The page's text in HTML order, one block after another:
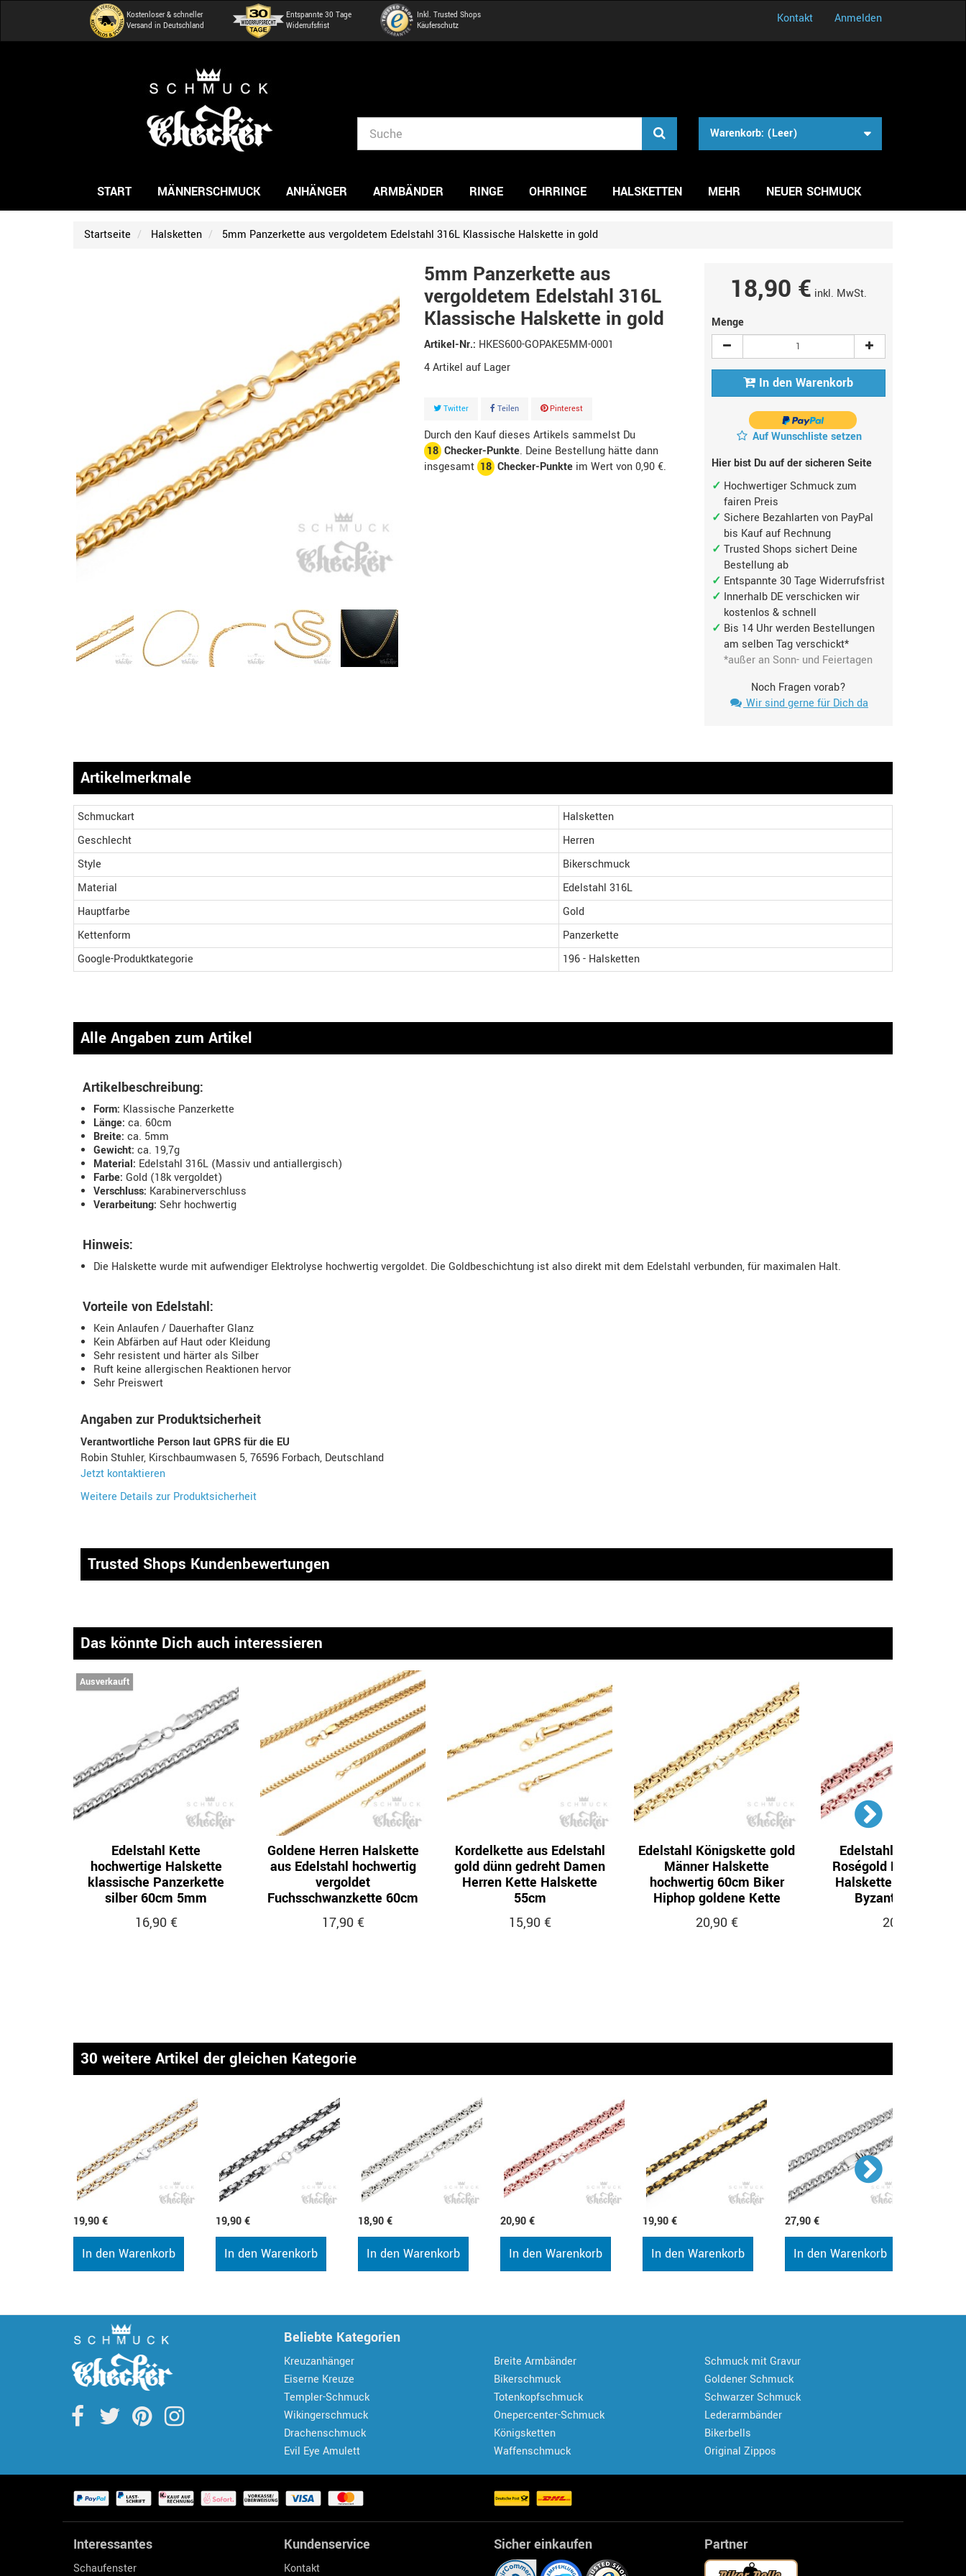
Kontakt Anmelden
Warenkorb: (Leer)
Kostenloser & schneller
Versand in Deutschland
Entspannte 30 Tage
Widerrufsfrist
Inkl. Trusted Shops
Käuferschutz
START MÄNNERSCHMUCK ANHÄNGER ARMBÄNDER RINGE OHRRINGE HALSKETTEN MEHR NEUER SCHMUCK
Startseite Halsketten 5mm Panzerkette aus vergoldetem Edelstahl 316L Klassische Halskette in gold
5mm Panzerkette aus
vergoldetem Edelstahl 316L
Klassische Halskette in gold
Artikel-Nr.: HKES600-GOPAKE5MM-0001
4 Artikel
Twitter Teilen Pinterest
Durch den Kauf dieses Artikels sammelst Du
18Checker-Punkte. Deine Bestellung hätte dann
insgesamt 18Checker-Punkteim Wert von0,90 €.
18,90 € inkl. MwSt.
Menge
In den Warenkorb
Auf Wunschliste setzen
Hier bist Du auf der sicheren Seite
Hochwertiger Schmuck zum
fairen Preis
Sichere Bezahlarten von PayPal
bis Kauf auf Rechnung
Trusted Shops sichert Deine
Bestellung ab
Entspannte 30 Tage Widerrufsfrist
Innerhalb DE verschicken wir
kostenlos & schnell
Bis 14 Uhr werden Bestellungen
am selben Tag verschickt*
*außer an Sonn- und Feiertagen
Noch Fragen vorab?
Wir sind gerne für Dich da
Artikelmerkmale
Schmuckart
Halsketten
Geschlecht
Herren
Style
Bikerschmuck
Material
Edelstahl 316L
Hauptfarbe
Gold
Kettenform
Panzerkette
Google-Produktkategorie
196 - Halsketten
Alle Angaben zum Artikel
Artikelbeschreibung:
Form: Klassische Panzerkette
Länge: ca. 60cm
Breite: ca. 5mm
Gewicht: ca. 19,7g
Material: Edelstahl 316L (Massiv und antiallergisch)
Farbe: Gold (18k vergoldet)
Verschluss: Karabinerverschluss
Verarbeitung: Sehr hochwertig
Hinweis:
Die Halskette wurde mit aufwendiger Elektrolyse hochwertig vergoldet. Die Goldbeschichtung ist also direkt mit dem Edelstahl verbunden, für maximalen Halt.
Vorteile von Edelstahl:
Kein Anlaufen / Dauerhafter Glanz
Kein Abfärben auf Haut oder Kleidung
Sehr resistent und härter als Silber
Ruft keine allergischen Reaktionen hervor
Sehr Preiswert
Angaben zur Produktsicherheit
Verantwortliche Person laut GPRS für die EU
Robin Stuhler, Kirschbaumwasen 5, 76596 Forbach, Deutschland
Jetzt kontaktieren
Weitere Details zur Produktsicherheit
Trusted Shops Kundenbewertungen
Das könnte Dich auch interessieren
Ausverkauft
Edelstahl Kette
hochwertige Halskette
klassische Panzerkette
silber 60cm 5mm
16,90 €
Goldene Herren Halskette
aus Edelstahl hochwertig
vergoldet
Fuchsschwanzkette 60cm
17,90 €
Kordelkette aus Edelstahl
gold dünn gedreht Damen
Herren Kette Halskette
55cm
15,90 €
Edelstahl Königskette gold
Männer Halskette
hochwertig 60cm Biker
Hiphop goldene Kette
20,90 €
Edelstahl
Roségold Herren
Halskette Biker
Byzantiner Kette
20,90 €
30 weitere Artikel der gleichen Kategorie
19,90 €
In den Warenkorb
19,90 €
In den Warenkorb
18,90 €
In den Warenkorb
20,90 €
In den Warenkorb
19,90 €
In den Warenkorb
27,90 €
In den Warenkorb
Beliebte Kategorien
Kreuzanhänger
Eiserne Kreuze
Templer-Schmuck
Wikingerschmuck
Drachenschmuck
Evil Eye Amulett
Breite Armbänder
Bikerschmuck
Totenkopfschmuck
Onepercenter-Schmuck
Königsketten
Waffenschmuck
Schmuck mit Gravur
Goldener Schmuck
Schwarzer Schmuck
Lederarmbänder
Bikerbells
Original Zippos
Interessantes
Schaufenster
Kundenservice
Kontakt
Sicher einkaufen Partner